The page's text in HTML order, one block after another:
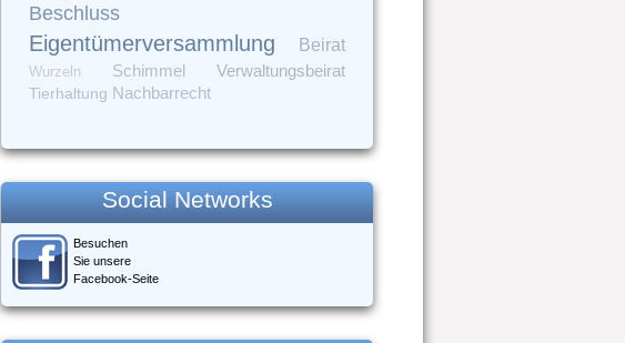
Beschluss
Eigentümerversammlung Beirat
Wurzeln Schimmel Verwaltungsbeirat
Tierhaltung Nachbarrecht
Social Networks
Besuchen
Sie unsere
Facebook-Seite